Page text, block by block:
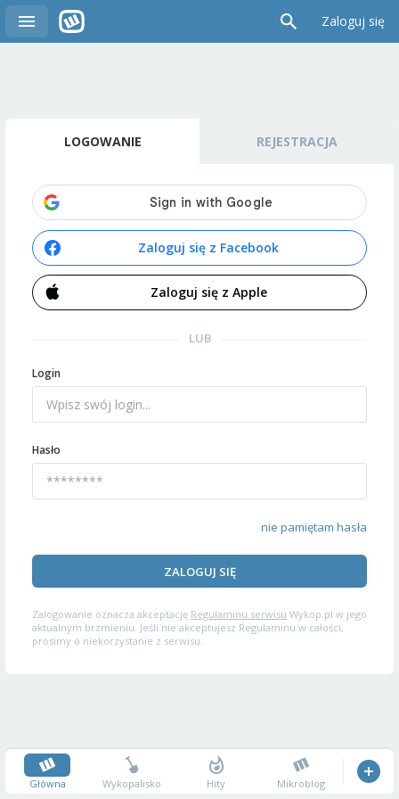
Zaloguj się
LOGOWANIE REJESTRACJA
Zaloguj się z Facebook
Zaloguj się z Apple
LUB
Login
Hasło
nie pamiętam hasła
ZALOGUJ SIĘ
Zalogowanie oznacza akceptację Regulaminu serwisu Wykop.pl w jego
aktualnym brzmieniu. Jeśli nie akceptujesz Regulaminu w całości,
prosimy o niekorzystanie z serwisu.
Główna Wykopalisko Hity Mikroblog